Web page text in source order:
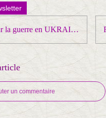
Unité CGT sur la guerre en UKRAINE
un commentaire